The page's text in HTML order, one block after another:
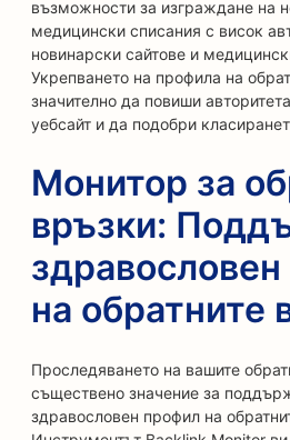
възможности за изграждане на
медицински списания с висок
новинарски сайтове и
Укрепването на профила на
значително да повиши
уебсайт и да подобри
Монитор за
връзки:
на обратните
Проследяването на вашите
съществено значение за
здравословен профил на